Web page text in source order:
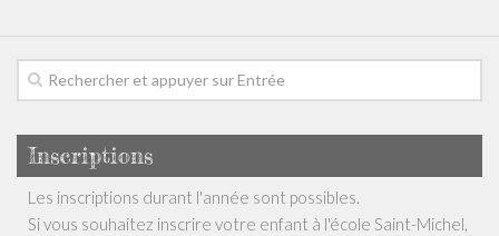
Inscriptions
Les inscriptions durant l'année sont possibles.
Si vous souhaitez inscrire votre enfant à l'école Saint-Michel,